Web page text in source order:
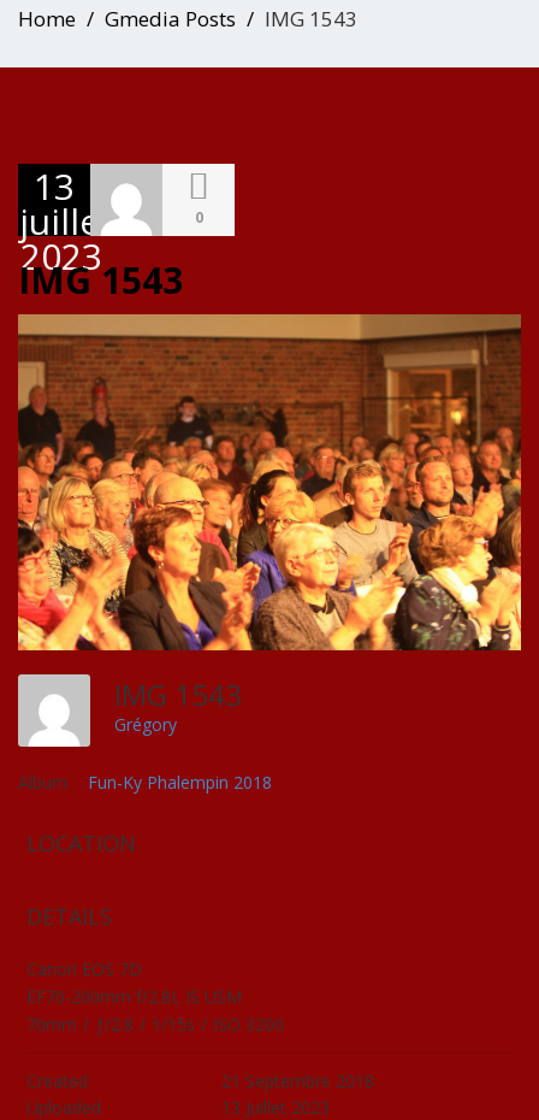
Home Gmedia Posts IMG 1543
13
juillet
2023
0
IMG 1543
IMG 1543
Grégory
Album: Fun-Ky Phalempin 2018
LOCATION
DETAILS
Canon EOS 7D
EF70-200mm f/2.8L IS USM
70mm / ƒ/2.8 / 1/15s / ISO 3200
Created
21 Septembre 2018
Uploaded
13 Juillet 2023